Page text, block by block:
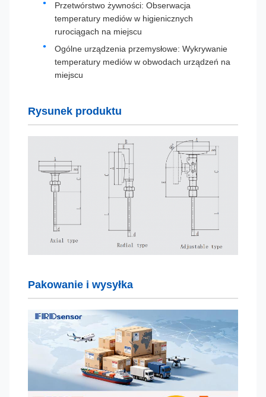
Przetwórstwo żywności: Obserwacja
temperatury mediów w higienicznych
rurociągach na miejscu
Ogólne urządzenia przemysłowe: Wykrywanie
temperatury mediów w obwodach urządzeń na
miejscu
Rysunek produktu
Pakowanie i wysyłka